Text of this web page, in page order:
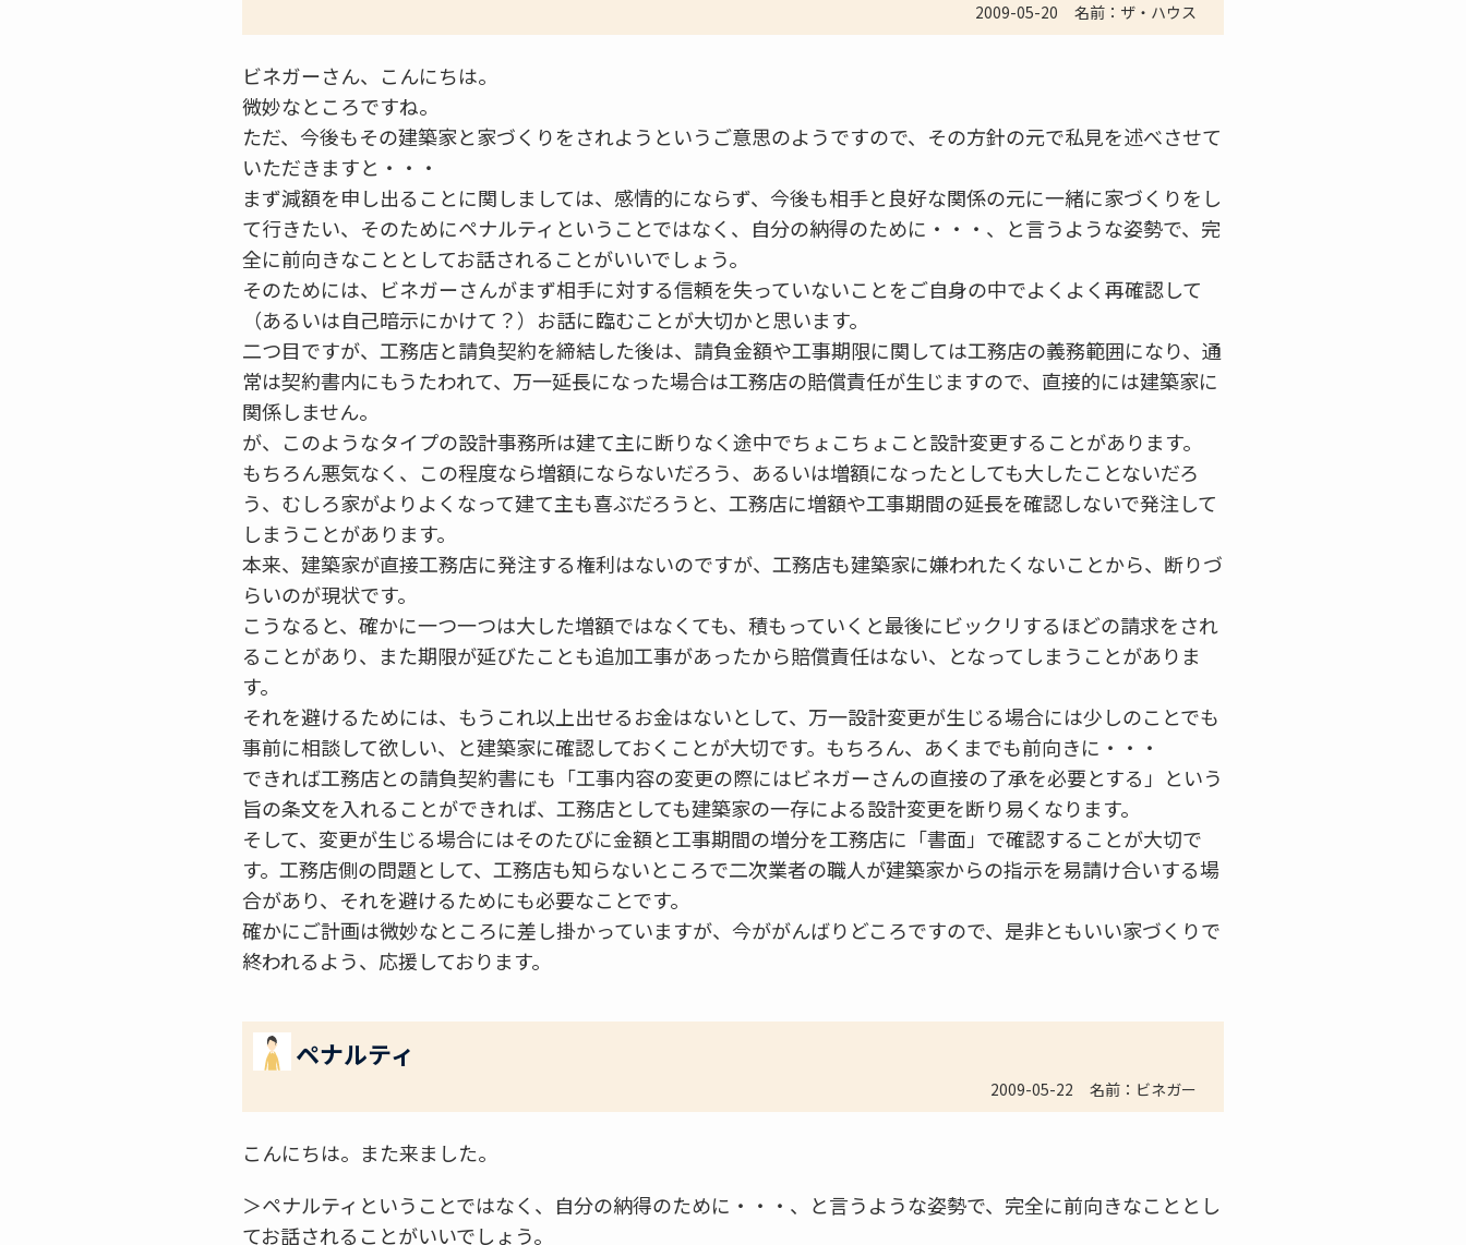
2009-05-20 名前：ザ・ハウス
ビネガーさん、こんにちは。
微妙なところですね。
ただ、今後もその建築家と家づくりをされようというご意思のようですので、その方針の元で私見を述べさせて
いただきますと・・・
まず減額を申し出ることに関しましては、感情的にならず、今後も相手と良好な関係の元に一緒に家づくりをし
て行きたい、そのためにペナルティということではなく、自分の納得のために・・・、と言うような姿勢で、完
全に前向きなこととしてお話されることがいいでしょう。
そのためには、ビネガーさんがまず相手に対する信頼を失っていないことをご自身の中でよくよく再確認して
（あるいは自己暗示にかけて？）お話に臨むことが大切かと思います。
二つ目ですが、工務店と請負契約を締結した後は、請負金額や工事期限に関しては工務店の義務範囲になり、通
常は契約書内にもうたわれて、万一延長になった場合は工務店の賠償責任が生じますので、直接的には建築家に
関係しません。
が、このようなタイプの設計事務所は建て主に断りなく途中でちょこちょこと設計変更することがあります。
もちろん悪気なく、この程度なら増額にならないだろう、あるいは増額になったとしても大したことないだろ
う、むしろ家がよりよくなって建て主も喜ぶだろうと、工務店に増額や工事期間の延長を確認しないで発注して
しまうことがあります。
本来、建築家が直接工務店に発注する権利はないのですが、工務店も建築家に嫌われたくないことから、断りづ
らいのが現状です。
こうなると、確かに一つ一つは大した増額ではなくても、積もっていくと最後にビックリするほどの請求をされ
ることがあり、また期限が延びたことも追加工事があったから賠償責任はない、となってしまうことがありま
す。
それを避けるためには、もうこれ以上出せるお金はないとして、万一設計変更が生じる場合には少しのことでも
事前に相談して欲しい、と建築家に確認しておくことが大切です。もちろん、あくまでも前向きに・・・
できれば工務店との請負契約書にも「工事内容の変更の際にはビネガーさんの直接の了承を必要とする」という
旨の条文を入れることができれば、工務店としても建築家の一存による設計変更を断り易くなります。
そして、変更が生じる場合にはそのたびに金額と工事期間の増分を工務店に「書面」で確認することが大切で
す。工務店側の問題として、工務店も知らないところで二次業者の職人が建築家からの指示を易請け合いする場
合があり、それを避けるためにも必要なことです。
確かにご計画は微妙なところに差し掛かっていますが、今ががんばりどころですので、是非ともいい家づくりで
終われるよう、応援しております。
ペナルティ
2009-05-22 名前：ビネガー
こんにちは。また来ました。
＞ペナルティということではなく、自分の納得のために・・・、と言うような姿勢で、完全に前向きなこととし
てお話されることがいいでしょう。